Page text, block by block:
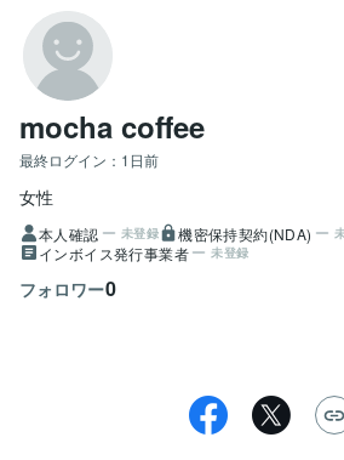
mocha coffee
最終ログイン： 1日前
女性
本人確認 未登録 機密保持契約(NDA)
インボイス発行事業者 未登録
フォロワー0